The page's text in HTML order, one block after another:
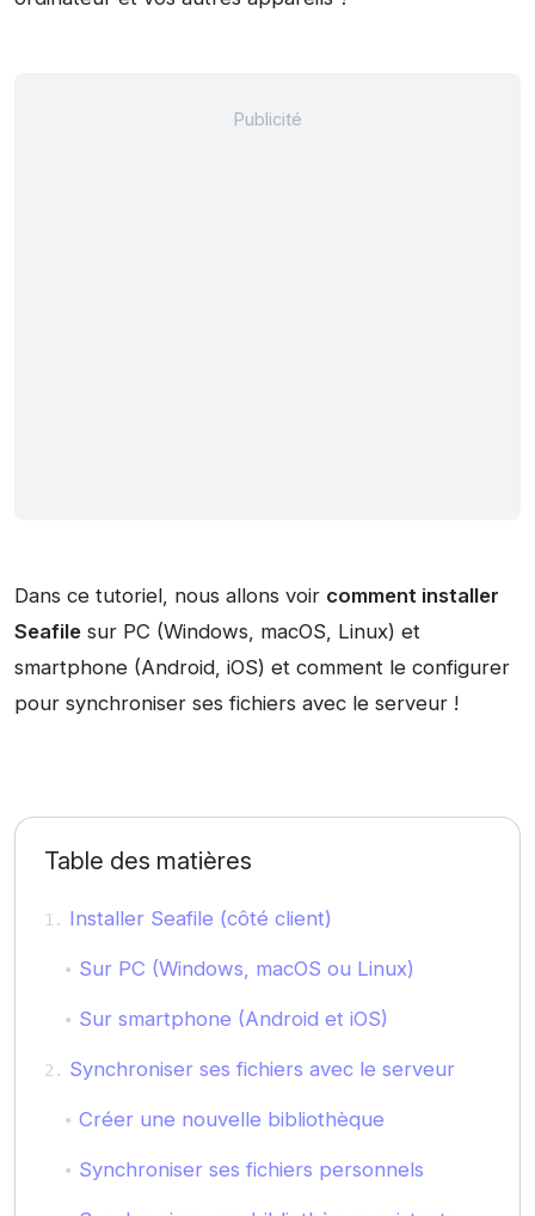
Dans ce tutoriel, nous allons voir comment installer
Seafile sur PC (Windows, macOS, Linux) et
smartphone (Android, iOS) et comment le configurer
pour synchroniser ses fichiers avec le serveur !
Table des matières
Installer Seafile (côté client)
Sur PC (Windows, macOS ou Linux)
Sur smartphone (Android et iOS)
Synchroniser ses fichiers avec le serveur
Créer une nouvelle bibliothèque
Synchroniser ses fichiers personnels